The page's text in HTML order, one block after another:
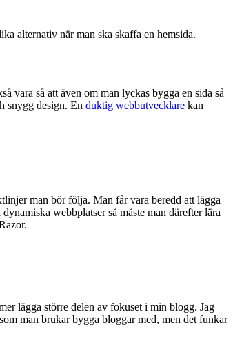
alternativ när man ska skaffa en hemsida.
vara så att även om man lyckas bygga en sida så
snygg design. En duktig webbutvecklare kan
man bör följa. Man får vara beredd att lägga
webbplatser så måste man därefter lära
lägga större delen av fokuset i min blogg. Jag
som man brukar bygga bloggar med, men det funkar